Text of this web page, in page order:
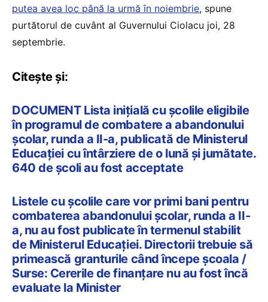
putea avea loc până la urmă în noiembrie, spune
purtătorul de cuvânt al Guvernului Ciolacu joi, 28
septembrie.
Citește și:
DOCUMENT Lista inițială cu școlile eligibile
în programul de combatere a abandonului
școlar, runda a II-a, publicată de Ministerul
Educației cu întârziere de o lună și jumătate.
640 de școli au fost acceptate
Listele cu școlile care vor primi bani pentru
combaterea abandonului școlar, runda a II-
a, nu au fost publicate în termenul stabilit
de Ministerul Educației. Directorii trebuie să
primească granturile când începe școala /
Surse: Cererile de finanțare nu au fost încă
evaluate la Minister